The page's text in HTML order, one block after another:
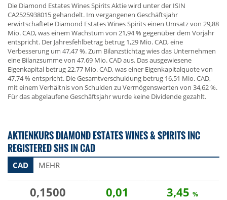
Die Diamond Estates Wines Spirits Aktie wird unter der ISIN
CA2525938015 gehandelt. Im vergangenen Geschäftsjahr
erwirtschaftete Diamond Estates Wines Spirits einen Umsatz von 29,88
Mio. CAD, was einem Wachstum von 21,94 % gegenüber dem Vorjahr
entspricht. Der Jahresfehlbetrag betrug 1,29 Mio. CAD, eine
Verbesserung um 47,47 %. Zum Bilanzstichtag wies das Unternehmen
eine Bilanzsumme von 47,69 Mio. CAD aus. Das ausgewiesene
Eigenkapital betrug 22,77 Mio. CAD, was einer Eigenkapitalquote von
47,74 % entspricht. Die Gesamtverschuldung betrug 16,51 Mio. CAD,
mit einem Verhältnis von Schulden zu Vermögenswerten von 34,62 %.
Für das abgelaufene Geschäftsjahr wurde keine Dividende gezahlt.
AKTIENKURS DIAMOND ESTATES WINES & SPIRITS INC
REGISTERED SHS IN CAD
CAD MEHR
0,1500 0,01 3,45 %